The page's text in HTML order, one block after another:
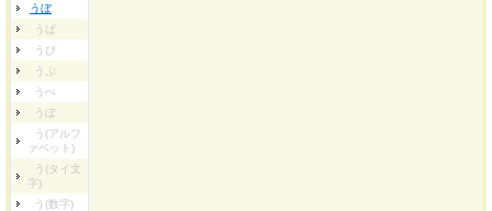
うぼ
うぱ
うぴ
うぷ
うぺ
うぽ
う(アルフ
ァベット)
う(タイ文
字)
う(数字)